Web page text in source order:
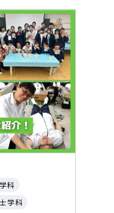
科
学科